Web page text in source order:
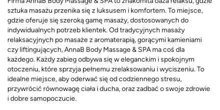
sztuka masażu przenika się z luksusem i komfortem. To miejsce,
gdzie oferuje się szeroką gamę masaży, dostosowanych do
indywidualnych potrzeb klientek. Od tradycyjnych masaży
relaksacyjnych po masaże z aromaterapią, gorącymi kamieniami
czy liftingujących, AnnaB Body Massage & SPA ma coś dla
każdego. Każdy zabieg odbywa się w eleganckim i spokojnym
otoczeniu, które sprzyja pełnemu zrelaksowaniu i wyciszeniu. To
idealne miejsce, aby oderwać się od codziennego stresu,
przywrócić równowagę ciała i ducha, oraz zadbać o swoje zdrowie
i dobre samopoczucie.